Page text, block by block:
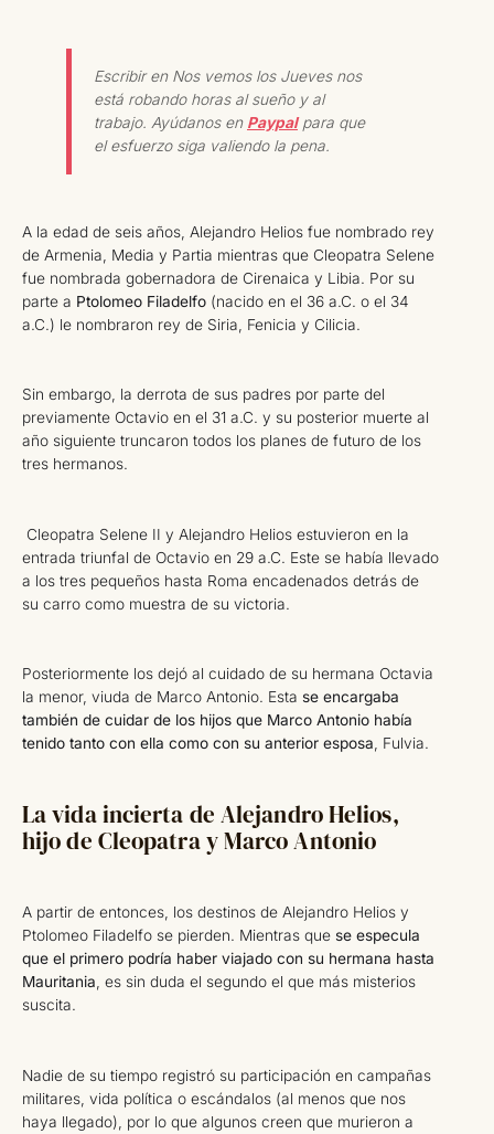
Escribir en Nos vemos los Jueves nos
está robando horas al sueño y al
trabajo. Ayúdanos en Paypalpara que
el esfuerzo siga valiendo la pena.
A la edad de seis años, Alejandro Helios fue nombrado rey
de Armenia, Media y Partia mientras que Cleopatra Selene
fue nombrada gobernadora de Cirenaica y Libia. Por su
parte a Ptolomeo Filadelfo (nacido en el 36 a.C. o el 34
a.C.) le nombraron rey de Siria, Fenicia y Cilicia.
Sin embargo, la derrota de sus padres por parte del
previamente Octavio en el 31 a.C. y su posterior muerte al
año siguiente truncaron todos los planes de futuro de los
tres hermanos.
​ Cleopatra Selene II y Alejandro Helios estuvieron en la
entrada triunfal de Octavio en 29 a.C. Este se había llevado
a los tres pequeños hasta Roma encadenados detrás de
su carro como muestra de su victoria.
Posteriormente los dejó al cuidado de su hermana Octavia
la menor, viuda de Marco Antonio. Esta se encargaba
también de cuidar de los hijos que Marco Antonio había
tenido tanto con ella como con su anterior esposa , Fulvia.
La vida incierta de Alejandro Helios,
hijo de Cleopatra y Marco Antonio
A partir de entonces, los destinos de Alejandro Helios y
Ptolomeo Filadelfo se pierden. Mientras que se especula
que el primero podría haber viajado con su hermana hasta
Mauritania, es sin duda el segundo el que más misterios
suscita.
Nadie de su tiempo registró su participación en campañas
militares, vida política o escándalos (al menos que nos
haya llegado), por lo que algunos creen que murieron a